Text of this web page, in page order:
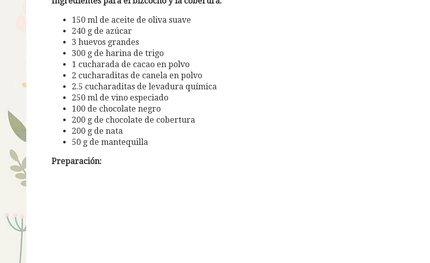
150 ml de aceite de oliva suave
240 g de azúcar
3 huevos grandes
300 g de harina de trigo
1 cucharada de cacao en polvo
2 cucharaditas de canela en polvo
2.5 cucharaditas de levadura química
250 ml de vino especiado
100 de chocolate negro
200 g de chocolate de cobertura
200 g de nata
50 g de mantequilla
Preparación: